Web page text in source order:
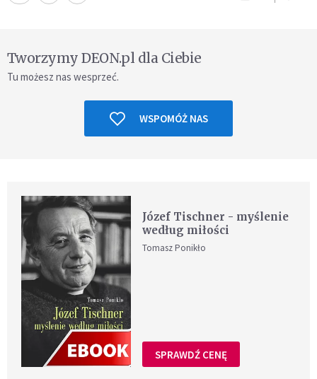
Tworzymy DEON.pl dla Ciebie
Tu możesz nas wesprzeć.
WSPOMÓŻ NAS
Józef Tischner - myślenie
według miłości
Tomasz Ponikło
SPRAWDŹ CENĘ